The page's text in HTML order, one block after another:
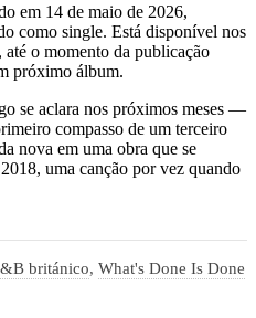
em 14 de maio de 2026,
como single. Está disponível nos
o momento da publicação
próximo álbum.
se aclara nos próximos meses —
compasso de um terceiro
nova em uma obra que se
uma canção por vez quando
británico,What's Done Is Done